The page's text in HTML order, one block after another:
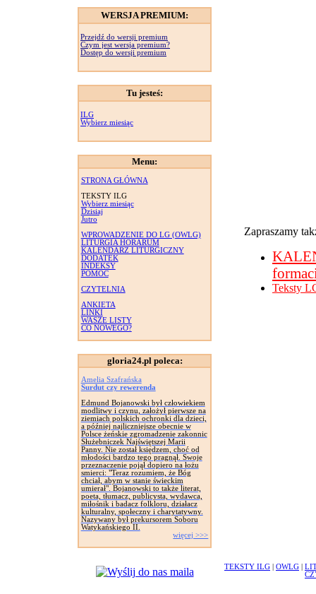
WERSJA PREMIUM:
Przejdź do wersji premium
Czym jest wersja premium?
Dostęp do wersji premium
Tu jesteś:
ILG
Wybierz miesiąc
Menu:
STRONA GŁÓWNA
TEKSTY ILG
Wybierz miesiąc
Dzisiaj
Jutro
WPROWADZENIE DO LG (OWLG)
LITURGIA HORARUM
KALENDARZ LITURGICZNY
DODATEK
INDEKSY
POMOC
CZYTELNIA
ANKIETA
LINKI
WASZE LISTY
CO NOWEGO?
gloria24.pl poleca:
Amelia Szafrańska
Surdut czy rewerenda
Edmund Bojanowski był człowiekiem
modlitwy i czynu, założył pierwsze na
ziemiach polskich ochronki dla dzieci,
a później najliczniejsze obecnie w
Polsce żeńskie zgromadzenie zakonnic
Służebniczek Najświętszej Marii
Panny. Nie został księdzem, choć od
młodości bardzo tego pragnął. Swoje
przeznaczenie pojął dopiero na łożu
smierci: "Teraz rozumiem, że Bóg
chciał, abym w stanie świeckim
umierał". Bojanowski to także literat,
poeta, tłumacz, publicysta, wydawca,
miłośnik i badacz folkloru, działacz
kulturalny, społeczny i charytatywny.
Nazywany był prekursorem Soboru
Watykańskiego II.
więcej >>>
Zapraszamy
Teksty
TEKSTY ILG OWLG